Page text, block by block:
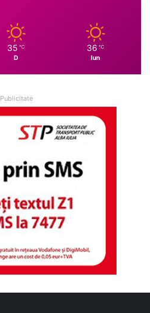
35 ℃
D
36 ℃
lun
Publicitate